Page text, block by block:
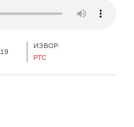
ИЗВОР:
РТС